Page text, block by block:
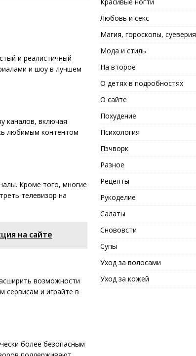
и реалистичный
и шоу в лучшем
каналов, включая
любимым контентом
Кроме того, многие
телевизор на
на сайте
возможности
сервисам и играйте в
более безопасным
Любовь и секс
Магия, гороскопы, суеверия
Мода и стиль
На второе
О детях в подробностях
О сайте
Похудение
Психология
Пэчворк
Разное
Рецепты
Рукоделие
Салаты
Снововсти
Супы
Уход за волосами
Уход за кожей